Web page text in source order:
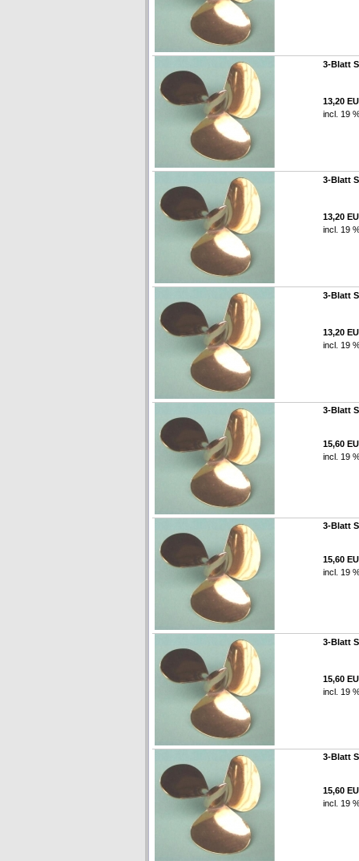
3-Blatt
13,20
incl. 19
3-Blatt
13,20
incl. 19
3-Blatt
13,20
incl. 19
3-Blatt
15,60
incl. 19
3-Blatt
15,60
incl. 19
3-Blatt
15,60
incl. 19
3-Blatt
15,60
incl. 19